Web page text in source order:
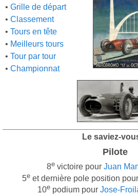
• Grille de départ
• Classement
• Tours en tête
• Meilleurs tours
• Tour par tour
• Championnat
Le saviez-
Pilote
8evictoire pour Juan
5eet dernière pole position pour
10e podium pour Jose-